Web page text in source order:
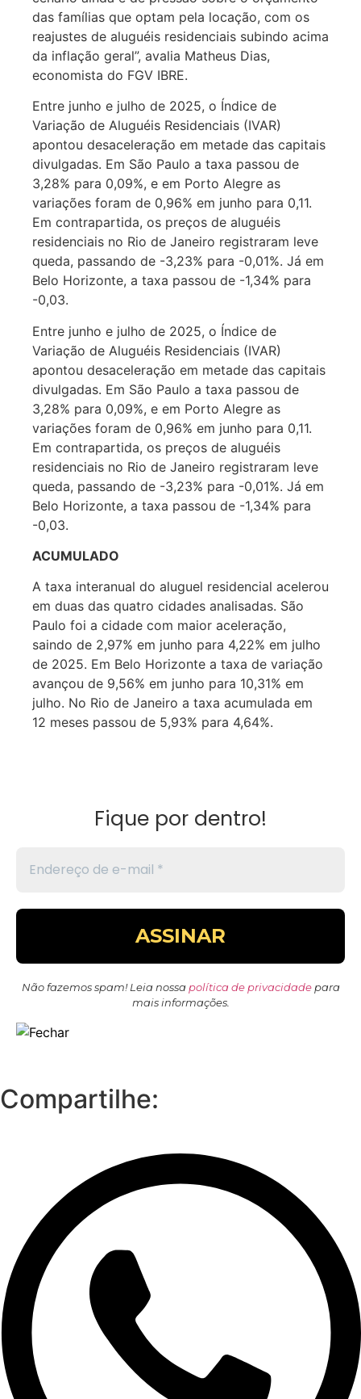
das famílias que optam pela locação, com os
reajustes de aluguéis residenciais subindo acima
da inflação geral”, avalia Matheus Dias,
economista do FGV IBRE.
Entre junho e julho de 2025, o Índice de
Variação de Aluguéis Residenciais (IVAR)
apontou desaceleração em metade das capitais
divulgadas. Em São Paulo a taxa passou de
3,28% para 0,09%, e em Porto Alegre as
variações foram de 0,96% em junho para 0,11.
Em contrapartida, os preços de aluguéis
residenciais no Rio de Janeiro registraram leve
queda, passando de -3,23% para -0,01%. Já em
Belo Horizonte, a taxa passou de -1,34% para
-0,03.
Entre junho e julho de 2025, o Índice de
Variação de Aluguéis Residenciais (IVAR)
apontou desaceleração em metade das capitais
divulgadas. Em São Paulo a taxa passou de
3,28% para 0,09%, e em Porto Alegre as
variações foram de 0,96% em junho para 0,11.
Em contrapartida, os preços de aluguéis
residenciais no Rio de Janeiro registraram leve
queda, passando de -3,23% para -0,01%. Já em
Belo Horizonte, a taxa passou de -1,34% para
-0,03.
ACUMULADO
A taxa interanual do aluguel residencial acelerou
em duas das quatro cidades analisadas. São
Paulo foi a cidade com maior aceleração,
saindo de 2,97% em junho para 4,22% em julho
de 2025. Em Belo Horizonte a taxa de variação
avançou de 9,56% em junho para 10,31% em
julho. No Rio de Janeiro a taxa acumulada em
12 meses passou de 5,93% para 4,64%.
Fique por dentro!
Não fazemos spam! Leia nossapolítica de privacidadepara
mais informações.
Compartilhe: